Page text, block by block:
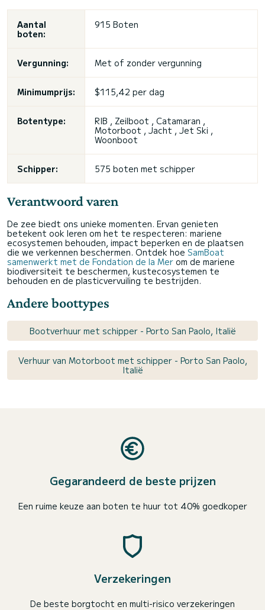
Aantal
boten:
915 Boten
Vergunning: Met of zonder vergunning
Minimumprijs: $115,42 per dag
Botentype:
RIB , Zeilboot , Catamaran ,
Motorboot , Jacht , Jet Ski ,
Woonboot
Schipper: 575 boten met schipper
Verantwoord varen
De zee biedt ons unieke momenten. Ervan genieten
betekent ook leren om het te respecteren: mariene
ecosystemen behouden, impact beperken en de plaatsen
die we verkennen beschermen. Ontdek hoe SamBoat
samenwerkt met de Fondation de la Mer om de mariene
biodiversiteit te beschermen, kustecosystemen te
behouden en de plasticvervuiling te bestrijden.
Andere boottypes
Bootverhuur met schipper - Porto San Paolo, Italië
Verhuur van Motorboot met schipper - Porto San Paolo,
Italië
Gegarandeerd de beste prijzen
Een ruime keuze aan boten te huur tot 40% goedkoper
Verzekeringen
De beste borgtocht en multi-risico verzekeringen